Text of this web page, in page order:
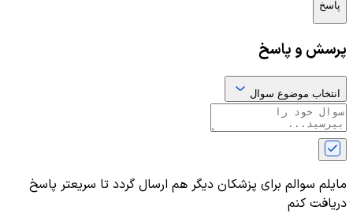
پاسخ
پرسش و پاسخ
انتخاب موضوع سوال
مایلم سوالم برای پزشکان دیگر هم ارسال گردد تا سریعتر پاسخ
دریافت کنم